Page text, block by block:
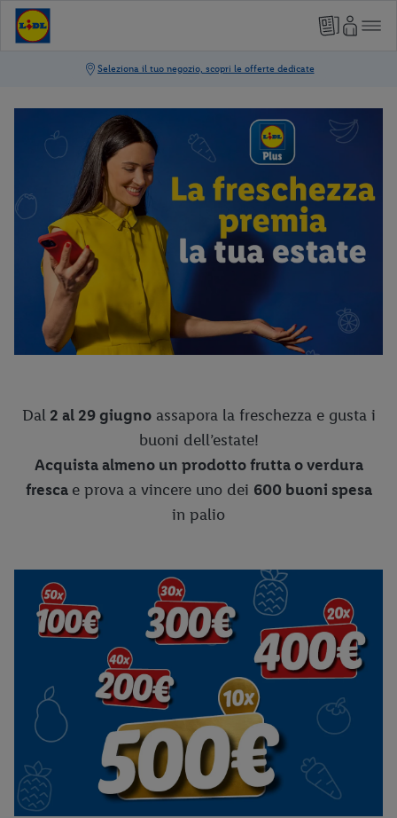
Dal2 al 29 giugnoassapora la freschezza e gusta i
buoni dell’estate!
Acquista almeno un prodotto frutta o verdura
fresca e prova a vincere uno dei 600 buoni spesa
in palio